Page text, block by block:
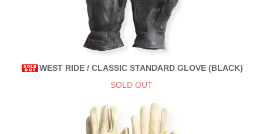
WEST RIDE / CLASSIC STANDARD GLOVE (BLACK)
SOLD OUT